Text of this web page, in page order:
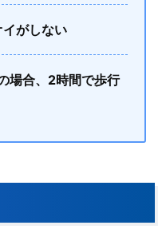
がしない
場合、2時間で歩行